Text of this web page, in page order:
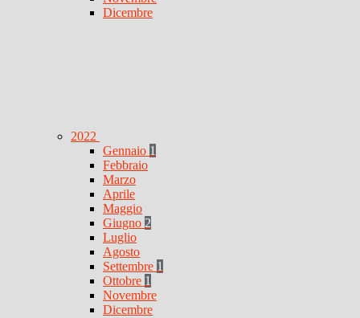
Dicembre
2022
Gennaio 1
Febbraio
Marzo
Aprile
Maggio
Giugno 2
Luglio
Agosto
Settembre 1
Ottobre 1
Novembre
Dicembre